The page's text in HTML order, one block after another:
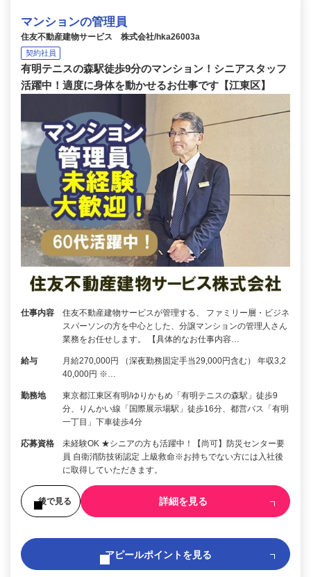
マンションの管理員
住友不動産建物サービス 株式会社/hka26003a
契約社員
有明テニスの森駅徒歩9分のマンション！シニアスタッフ
活躍中！適度に身体を動かせるお仕事です【江東区】
仕事内容
住友不動産建物サービスが管理する、 ファミリー層・ビジネ
スパーソンの方を中心とした、分譲マンションの管理人さん
業務をお任せします。 【具体的なお仕事内容…
給与
月給270,000円 （深夜勤務固定手当29,000円含む） 年収3,2
40,000円 ※…
勤務地
東京都江東区有明/ゆりかもめ「有明テニスの森駅」徒歩9
分、りんかい線「国際展示場駅」徒歩16分、都営バス「有明
一丁目」下車徒歩4分
応募資格
未経験OK ★シニアの方も活躍中！【尚可】防災センター要
員 自衛消防技術認定 上級救命※お持ちでない方には入社後
に取得していただきます。
後で見る 詳細を見る
アピールポイントを見る